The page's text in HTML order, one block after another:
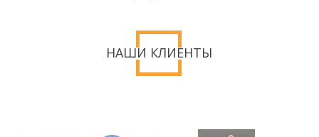
НАШИ КЛИЕНТЫ